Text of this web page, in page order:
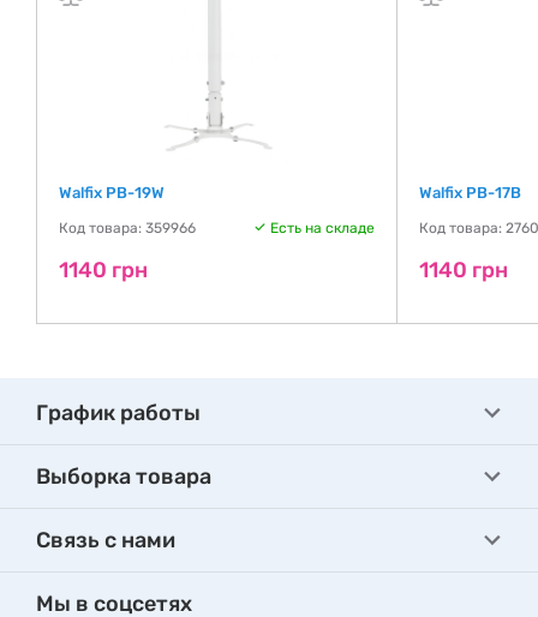
Walfix PB-19W
Код товара: 359966 Есть на складе
1140 грн
Walfix PB-17B
Код товара:
1140 грн
График работы
Выборка товара
Связь с нами
Мы в соцсетях